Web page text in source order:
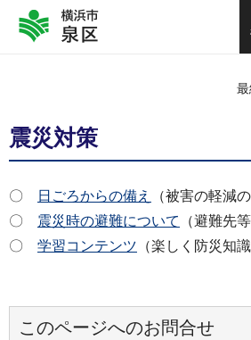
震災対策
〇 日ごろからの備え
（被害の軽減
〇 震災時の避難について
（避難先
〇 学習コンテンツ （楽しく防災知
このページへのお問合せ